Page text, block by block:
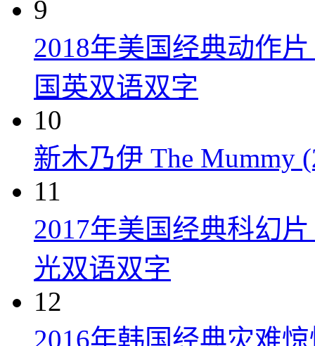
9
2018年美国经典动作
国英双语双字
10
新木乃伊 The Mummy
11
2017年美国经典科幻
光双语双字
12
2016年韩国经典灾难